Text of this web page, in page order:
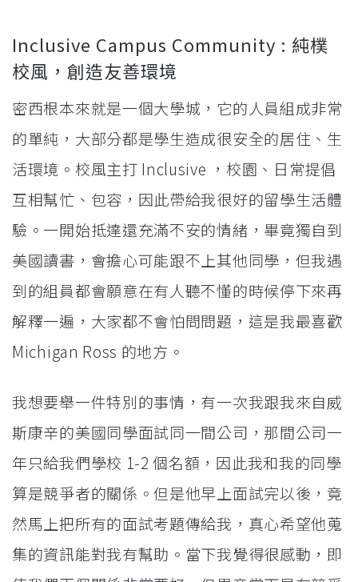
Inclusive Campus Community : 純樸
校風，創造友善環境
密西根本來就是一個大學城，它的人員組成非常
的單純，大部分都是學生造成很安全的居住、生
活環境。校風主打 Inclusive ，校園、日常提倡
互相幫忙、包容，因此帶給我很好的留學生活體
驗。一開始抵達還充滿不安的情緒，畢竟獨自到
美國讀書，會擔心可能跟不上其他同學，但我遇
到的組員都會願意在有人聽不懂的時候停下來再
解釋一遍，大家都不會怕問問題，這是我最喜歡
Michigan Ross 的地方。
我想要舉一件特別的事情，有一次我跟我來自威
斯康辛的美國同學面試同一間公司，那間公司一
年只給我們學校 1-2 個名額，因此我和我的同學
算是競爭者的關係。但是他早上面試完以後，竟
然馬上把所有的面試考題傳給我，真心希望他蒐
集的資訊能對我有幫助。當下我覺得很感動，即